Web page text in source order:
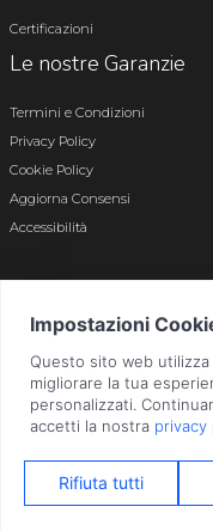
Certificazioni
Le nostre Garanzie
Termini e Condizioni
Privacy Policy
Cookie Policy
Aggiorna Consensi
Accessibilità
Bergamo n.